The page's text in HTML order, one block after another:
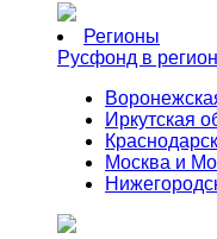
Регионы
Русфонд в
Иркутская
Москва и